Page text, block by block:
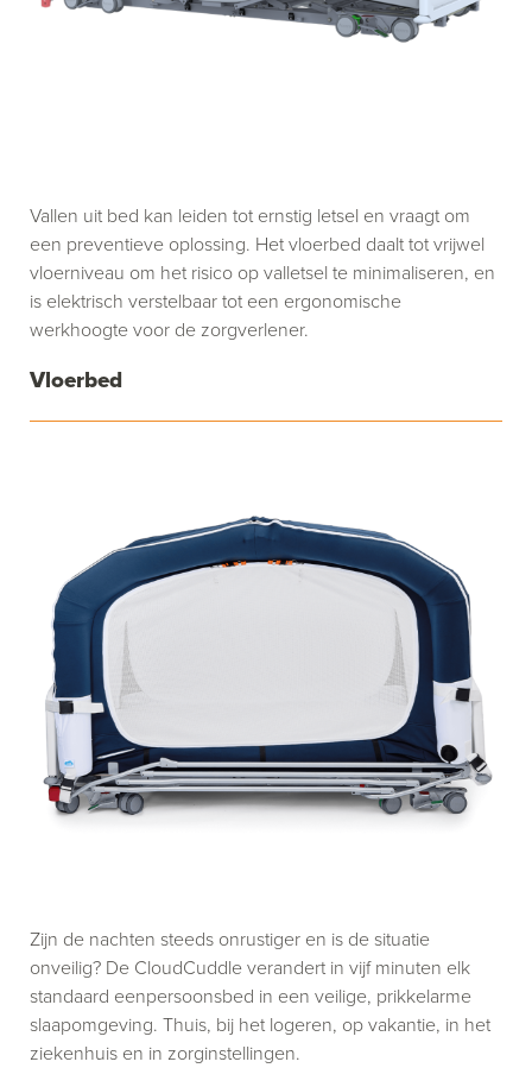
Vloerbed
Vallen uit bed kan leiden tot ernstig letsel en vraagt om
een preventieve oplossing. Het vloerbed daalt tot vrijwel
vloerniveau om het risico op valletsel te minimaliseren, en
is elektrisch verstelbaar tot een ergonomische
werkhoogte voor de zorgverlener.
Zijn de nachten steeds onrustiger en is de situatie
onveilig? De CloudCuddle verandert in vijf minuten elk
standaard eenpersoonsbed in een veilige, prikkelarme
slaapomgeving. Thuis, bij het logeren, op vakantie, in het
ziekenhuis en in zorginstellingen.